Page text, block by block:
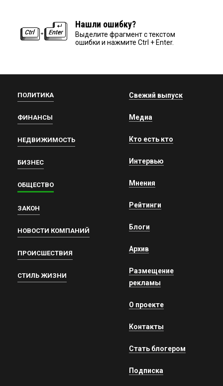
Нашли ошибку?
Выделите фрагмент с текстом
ошибки и нажмите Ctrl + Enter.
ПОЛИТИКА
ФИНАНСЫ
НЕДВИЖИМОСТЬ
БИЗНЕС
ОБЩЕСТВО
ЗАКОН
НОВОСТИ КОМПАНИЙ
ПРОИСШЕСТВИЯ
СТИЛЬ ЖИЗНИ
Свежий выпуск
Медиа
Кто есть кто
Интервью
Мнения
Рейтинги
Блоги
Архив
Размещение
рекламы
О проекте
Контакты
Стать блогером
Подписка